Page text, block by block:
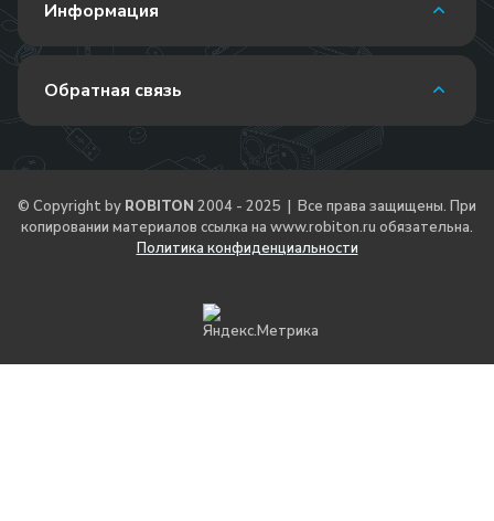
Информация
Обратная связь
© Copyright by ROBITON 2004 - 2025 | Все права защищены. При
копировании материалов ссылка на www.robiton.ru обязательна.
Политика конфиденциальности